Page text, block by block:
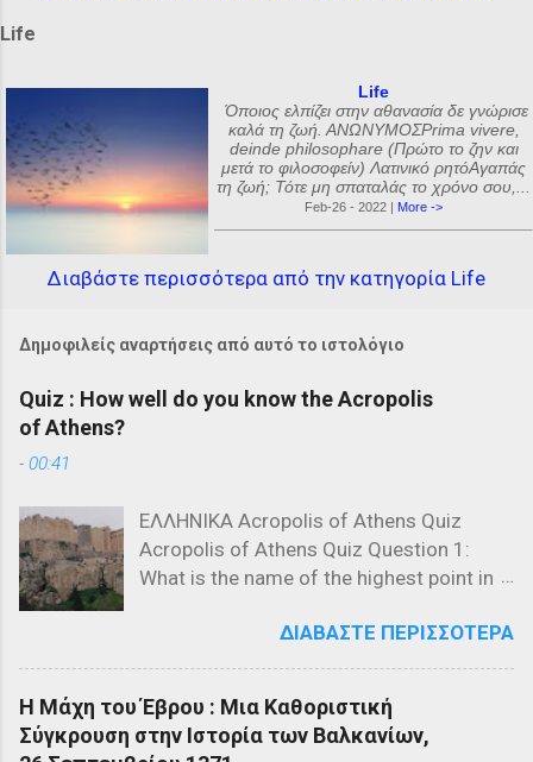
Life
Life
Όποιος ελπίζει στην αθανασία δε γνώρισε
καλά τη ζωή. ΑΝΩΝΥΜΟΣPrima vivere,
deinde philosophare (Πρώτο το ζην και
μετά το φιλοσοφείν) Λατινικό ρητόΑγαπάς
τη ζωή; Τότε μη σπαταλάς το χρόνο σου,...
Feb-26 - 2022 | More ->
Διαβάστε περισσότερα από την κατηγορία Life
Δημοφιλείς αναρτήσεις από αυτό το ιστολόγιο
Quiz : How well do you know the Acropolis
of Athens?
- 00:41
ΕΛΛΗΝΙΚΑ Acropolis of Athens Quiz
Acropolis of Athens Quiz Question 1:
What is the name of the highest point in
Propylaea c) The Acropolis Hill Question
2: Which of the following is NOT a
structure on the Acropolis? a) The
Parthenon b) The Propylaea c) The
Colosseum Question 3: Who designed
ΔΙΑΒΆΣΤΕ ΠΕΡΙΣΣΌΤΕΡΑ
Η Μάχη του Έβρου : Μια Καθοριστική
Σύγκρουση στην Ιστορία των Βαλκανίων,